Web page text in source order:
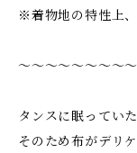
※着物地の特性上
〜〜〜〜〜〜〜〜
タンスに眠ってい
そのため布がデリ